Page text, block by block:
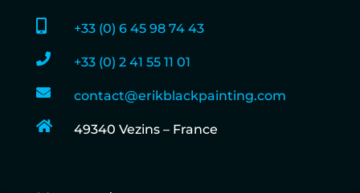
 +33 (0) 6 45 98 74 43
 +33 (0) 2 41 55 11 01
 contact@erikblackpainting.com
 49340 Vezins – France